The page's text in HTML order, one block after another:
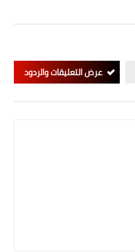
عرض التعليقات والردود